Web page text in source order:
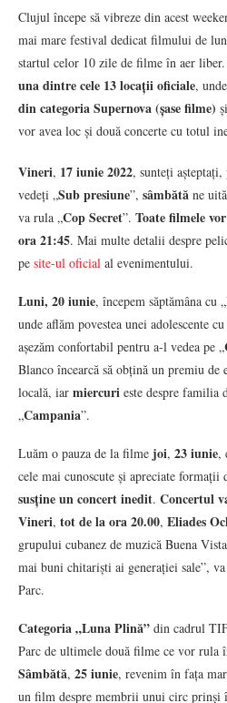
Clujul începe să vibreze din acest
mai mare festival dedicat filmului de
startul celor 10 zile de filme în aer liber.
una dintre cele 13 locații oficiale,
din categoria Supernova (șase filme) și
vor avea loc și două concerte cu totul
Vineri, 17 iunie 2022, sunteți
vedeți „Sub presiune”, sâmbătă ne
va rula „Cop Secret”. Toate filmele
ora 21:45. Mai multe detalii despre
pe site-ul oficial al evenimentului.
Luni, 20 iunie, începem săptămâna cu „
unde aflăm povestea unei adolescente
așezăm confortabil pentru a-l vedea pe „
Blanco încearcă să obțină un premiu de
locală, iar miercuri este despre
„Campania”.
Luăm o pauza de la filme joi, 23 iunie,
cele mai cunoscute și apreciate formații
susține un concert inedit. Concertul
Vineri, tot de la ora 20.00, Eliades
grupului cubanez de muzică Buena
mai buni chitariști ai generației sale”,
Parc.
Categoria „Luna Plină” din cadrul
Parc de ultimele două filme ce vor rula
Sâmbătă, 25 iunie, revenim în fața
un film despre membrii unui circ prinși